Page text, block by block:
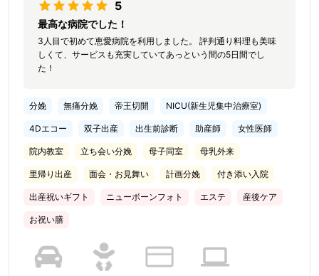
5
最高な病院でした！
3人目で初めて恵愛病院を利用しました。 評判通り料理も美味
しくて、サービスも充実していてあっという間の5日間でし
た！
分娩 無痛分娩 帝王切開 NICU(新生児集中治療室)
4Dエコー 双子出産 出生前診断 助産師 女性医師
院内教室 立ち会い分娩 母子同室 母乳外来
里帰り出産 面会・お見舞い 計画分娩 付き添い入院
出産祝いギフト ニューボーンフォト エステ 産後ケア
お祝い膳